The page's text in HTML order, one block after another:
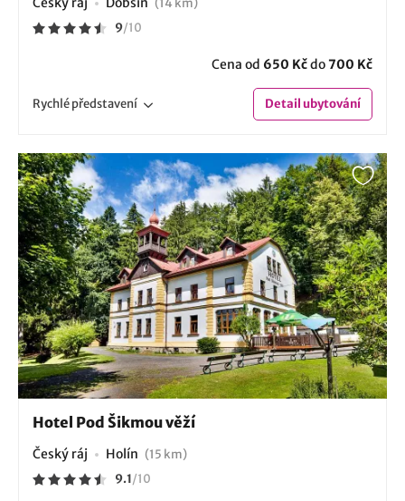
(14 km)
9/10
Cena od 650 Kčdo700 Kč
Rychlépředstavení Detailubytování
Hotel Pod Šikmou věží
Český ráj Holín (15 km)
9.1/10